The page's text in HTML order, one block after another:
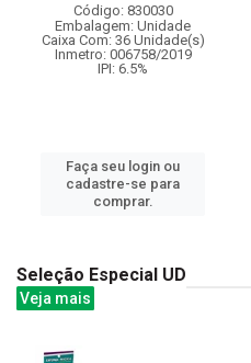
Código: 830030
Embalagem: Unidade
Caixa Com: 36 Unidade(s)
Inmetro: 006758/2019
IPI: 6.5%
Faça seu login ou
cadastre-se para
comprar.
Seleção Especial UD
Veja mais